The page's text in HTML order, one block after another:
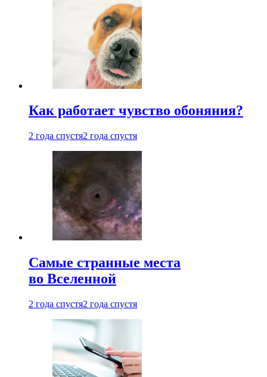
Как работает чувство обоняния?
2 года спустя2 года спустя
Самые странные места
во Вселенной
2 года спустя2 года спустя